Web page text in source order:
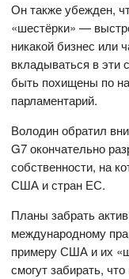
Он также убежден,
«шестёрки» —
никакой бизнес или
вкладываться в эти
быть похищены по
парламентарий.
Володин обратил
G7 окончательно
собственности, на
США и стран ЕС.
Планы забрать
международному
примеру США и их
смогут забирать,